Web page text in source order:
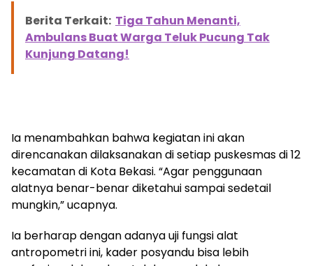
Berita Terkait: Tiga Tahun Menanti,
Ambulans Buat Warga Teluk Pucung Tak
Kunjung Datang!
Ia menambahkan bahwa kegiatan ini akan
direncanakan dilaksanakan di setiap puskesmas di 12
kecamatan di Kota Bekasi. “Agar penggunaan
alatnya benar-benar diketahui sampai sedetail
mungkin,” ucapnya.
Ia berharap dengan adanya uji fungsi alat
antropometri ini, kader posyandu bisa lebih